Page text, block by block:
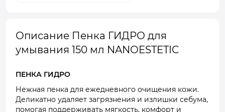
Описание Пенка ГИДРО для
умывания 150 мл NANOESTETIC
ПЕНКА ГИДРО
Нежная пенка для ежедневного очищения кожи.
Деликатно удаляет загрязнения и излишки себума,
помогая поддерживать мягкость, комфорт и